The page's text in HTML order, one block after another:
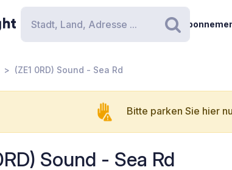
Suchen
(ZE1 0RD) Sound - Sea Rd
Bitte parken Sie hier
Sound - Sea Rd